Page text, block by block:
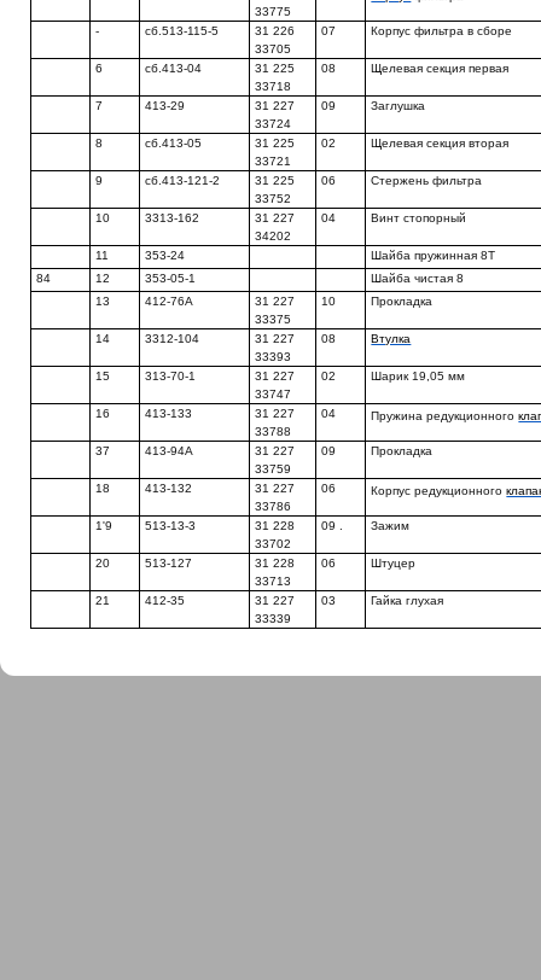
33775
- сб.513-115-5
31 226
33705
07 Корпус фильтра в сборе
6 сб.413-04
31 225
33718
08 Щелевая секция первая
7 413-29
31 227
33724
09 Заглушка
8 сб.413-05
31 225
33721
02 Щелевая секция вторая
9 сб.413-121-2
31 225
33752
06 Стержень фильтра
10 3313-162
31 227
34202
04 Винт стопорный
11 353-24
Шайба пружинная 8Т
84
12 353-05-1
Шайба чистая 8
13
412-76А
31 227
33375
10 Прокладка
14 3312-104
31 227
33393
08 Втулка
15 313-70-1
31 227
33747
02 Шарик 19,05 мм
16 413-133
31 227
33788
04 Пружина редукционного
37 413-94А
31 227
33759
09 Прокладка
18 413-132
31 227
33786
06 Корпус редукционного
1'9 513-13-3
31 228
33702
09 . Зажим
20 513-127
31 228
33713
06 Штуцер
21 412-35
31 227
33339
03 Гайка глухая